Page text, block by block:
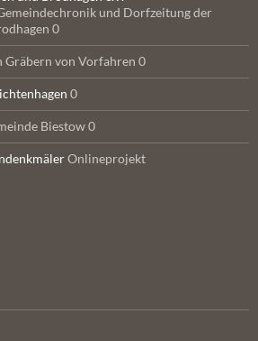
und Dorfzeitung der
0
Gräbern von Vorfahren 0
0
Biestow 0
Onlineprojekt